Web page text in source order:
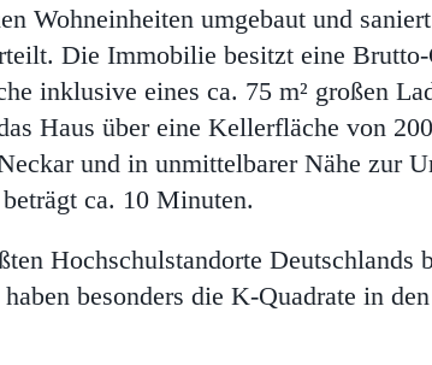
Wohneinheiten umgebaut und
Die Immobilie besitzt eine
inklusive eines ca. 75 m² großen
Haus über eine Kellerfläche von
und in unmittelbarer Nähe zur
ca. 10 Minuten.
Hochschulstandorte Deutschlands
besonders die K-Quadrate in